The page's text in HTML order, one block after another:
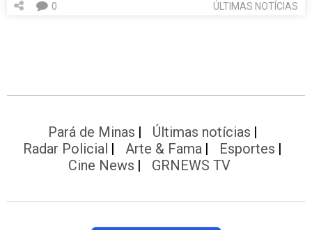
ÚLTIMAS NOTÍCIAS
0
Pará de Minas
Últimas notícias
Radar Policial
Arte & Fama
Esportes
Cine News
GRNEWS TV